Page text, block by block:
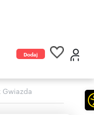
Dodaj
Gwiazda